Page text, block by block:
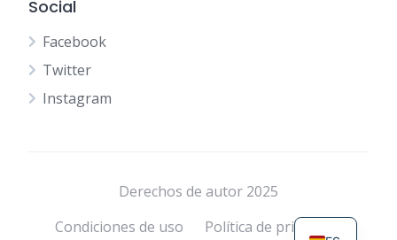
Social
Facebook
Twitter
Instagram
Derechos de autor 2025
Condiciones de uso
Política de privacidad